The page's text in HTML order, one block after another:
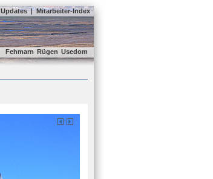
Updates | Mitarbeiter-Index
Fehmarn Rügen Usedom